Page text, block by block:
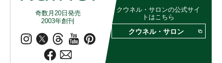
奇数月20日発売
2003年創刊
クウネル・サロンの公式サイ
トはこちら
クウネル・サロン